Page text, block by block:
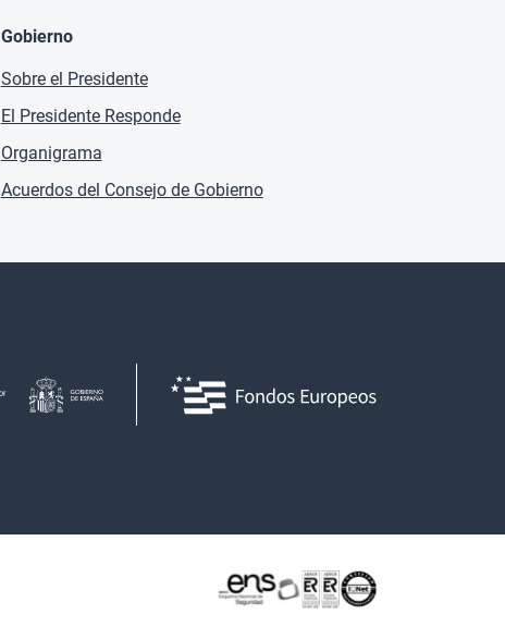
Gobierno
Sobre el Presidente
El Presidente Responde
Organigrama
Acuerdos del Consejo de Gobierno
Certificaciones